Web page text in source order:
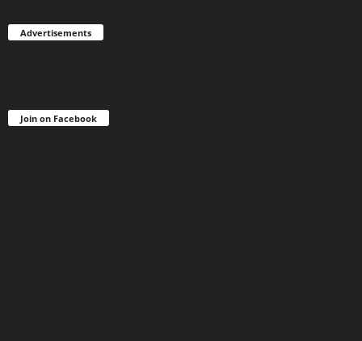
Advertisements
Join on Facebook